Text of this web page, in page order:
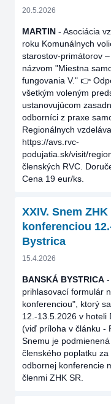
20.5.2026
MARTIN - Asociácia
roku Komunálnych
starostov-primátorov
názvom "Miestna
fungovania V." 👉
všetkým voleným
ustanovujúcom
odborníci z praxe
Regionálnych
https://avs.rvc-
podujatia.sk/visit/
členských RVC.
Cena 19 eur/ks.
XXIV. Snem
konferenciou
Bystrica
15.4.2026
BANSKÁ BYSTRICA
prihlasovací formulár
konferenciou", ktorý
12.-13.5.2026 v hoteli
(viď príloha v článku -
Snemu je
členského poplatku
odbornej konferencie
členmi ZHK SR.